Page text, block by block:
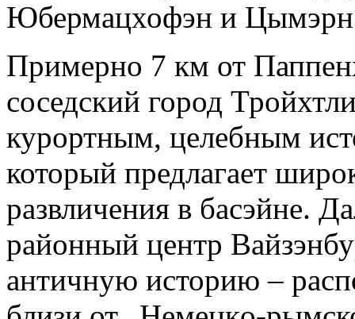
Юбермацхофэн и
Примерно 7 км от
соседский город
курортным, целебным
который предлагает
развличения в басэйне.
районный центр
античную историю –